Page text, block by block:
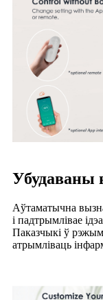
Убудаваны
Аўтаматычна
і падтрымлівае
Паказчыкі ў
атрымліваць